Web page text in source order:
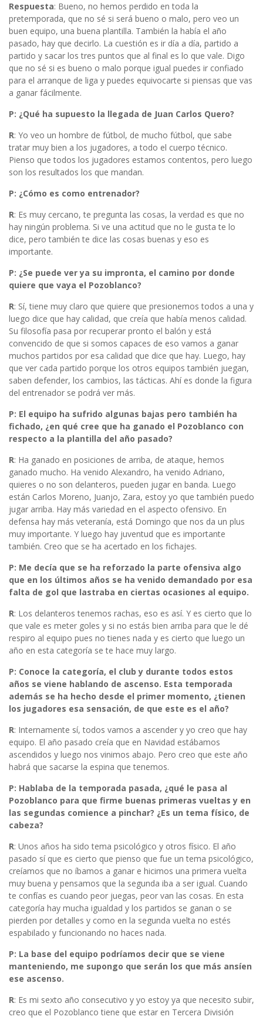
Respuesta: Bueno, no hemos perdido en toda la
pretemporada, que no sé si será bueno o malo, pero veo un
buen equipo, una buena plantilla. También la había el año
pasado, hay que decirlo. La cuestión es ir día a día, partido a
partido y sacar los tres puntos que al final es lo que vale. Digo
que no sé si es bueno o malo porque igual puedes ir confiado
para el arranque de liga y puedes equivocarte si piensas que vas
a ganar fácilmente.
P: ¿Qué ha supuesto la llegada de Juan Carlos Quero?
R: Yo veo un hombre de fútbol, de mucho fútbol, que sabe
tratar muy bien a los jugadores, a todo el cuerpo técnico.
Pienso que todos los jugadores estamos contentos, pero luego
son los resultados los que mandan.
P: ¿Cómo es como entrenador?
R: Es muy cercano, te pregunta las cosas, la verdad es que no
hay ningún problema. Si ve una actitud que no le gusta te lo
dice, pero también te dice las cosas buenas y eso es
importante.
P: ¿Se puede ver ya su impronta, el camino por donde
quiere que vaya el Pozoblanco?
R: Sí, tiene muy claro que quiere que presionemos todos a una y
luego dice que hay calidad, que creía que había menos calidad.
Su filosofía pasa por recuperar pronto el balón y está
convencido de que si somos capaces de eso vamos a ganar
muchos partidos por esa calidad que dice que hay. Luego, hay
que ver cada partido porque los otros equipos también juegan,
saben defender, los cambios, las tácticas. Ahí es donde la figura
del entrenador se podrá ver más.
P: El equipo ha sufrido algunas bajas pero también ha
fichado, ¿en qué cree que ha ganado el Pozoblanco con
respecto a la plantilla del año pasado?
R: Ha ganado en posiciones de arriba, de ataque, hemos
ganado mucho. Ha venido Alexandro, ha venido Adriano,
quieres o no son delanteros, pueden jugar en banda. Luego
están Carlos Moreno, Juanjo, Zara, estoy yo que también puedo
jugar arriba. Hay más variedad en el aspecto ofensivo. En
defensa hay más veteranía, está Domingo que nos da un plus
muy importante. Y luego hay juventud que es importante
también. Creo que se ha acertado en los fichajes.
P: Me decía que se ha reforzado la parte ofensiva algo
que en los últimos años se ha venido demandado por esa
falta de gol que lastraba en ciertas ocasiones al equipo.
R: Los delanteros tenemos rachas, eso es así. Y es cierto que lo
que vale es meter goles y si no estás bien arriba para que le dé
respiro al equipo pues no tienes nada y es cierto que luego un
año en esta categoría se te hace muy largo.
P: Conoce la categoría, el club y durante todos estos
años se viene hablando de ascenso. Esta temporada
además se ha hecho desde el primer momento, ¿tienen
los jugadores esa sensación, de que este es el año?
R: Internamente sí, todos vamos a ascender y yo creo que hay
equipo. El año pasado creía que en Navidad estábamos
ascendidos y luego nos vinimos abajo. Pero creo que este año
habrá que sacarse la espina que tenemos.
P: Hablaba de la temporada pasada, ¿qué le pasa al
Pozoblanco para que firme buenas primeras vueltas y en
las segundas comience a pinchar? ¿Es un tema físico, de
cabeza?
R: Unos años ha sido tema psicológico y otros físico. El año
pasado sí que es cierto que pienso que fue un tema psicológico,
creíamos que no íbamos a ganar e hicimos una primera vuelta
muy buena y pensamos que la segunda iba a ser igual. Cuando
te confías es cuando peor juegas, peor van las cosas. En esta
categoría hay mucha igualdad y los partidos se ganan o se
pierden por detalles y como en la segunda vuelta no estés
espabilado y funcionando no haces nada.
P: La base del equipo podríamos decir que se viene
manteniendo, me supongo que serán los que más ansíen
ese ascenso.
R: Es mi sexto año consecutivo y yo estoy ya que necesito subir,
creo que el Pozoblanco tiene que estar en Tercera División